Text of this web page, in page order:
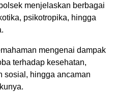
menjelaskan berbagai
psikotropika, hingga
mengenai dampak
terhadap kesehatan,
sosial, hingga ancaman